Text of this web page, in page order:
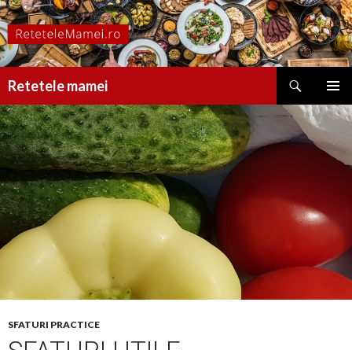
Retetele mamei
MENIU
LA
CONȚINUT
SFATURI PRACTICE